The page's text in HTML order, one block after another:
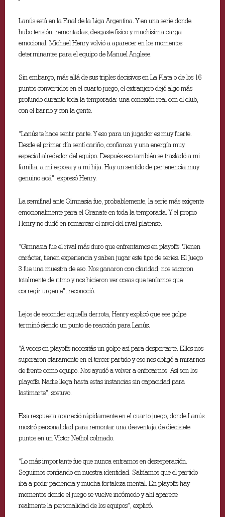
Lanús está en la Final de la Liga Argentina. Y en una serie donde
hubo tensión, remontadas, desgaste físico y muchísima carga
emocional, Michael Henry volvió a aparecer en los momentos
determinantes para el equipo de Manuel Anglese.
Sin embargo, más allá de sus triples decisivos en La Plata o de los 16
puntos convertidos en el cuarto juego, el extranjero dejó algo más
profundo durante toda la temporada: una conexión real con el club,
con el barrio y con la gente.
“Lanús te hace sentir parte. Y eso para un jugador es muy fuerte.
Desde el primer día sentí cariño, confianza y una energía muy
especial alrededor del equipo. Después eso también se trasladó a mi
familia, a mi esposa y a mi hija. Hay un sentido de pertenencia muy
genuino acá”, expresó Henry.
La semifinal ante Gimnasia fue, probablemente, la serie más exigente
emocionalmente para el Granate en toda la temporada. Y el propio
Henry no dudó en remarcar el nivel del rival platense.
“Gimnasia fue el rival más duro que enfrentamos en playoffs. Tienen
carácter, tienen experiencia y saben jugar este tipo de series. El Juego
3 fue una muestra de eso. Nos ganaron con claridad, nos sacaron
totalmente de ritmo y nos hicieron ver cosas que teníamos que
corregir urgente”, reconoció.
Lejos de esconder aquella derrota, Henry explicó que ese golpe
terminó siendo un punto de reacción para Lanús.
“A veces en playoffs necesitás un golpe así para despertarte. Ellos nos
superaron claramente en el tercer partido y eso nos obligó a mirarnos
de frente como equipo. Nos ayudó a volver a enfocarnos. Así son los
playoffs. Nadie llega hasta estas instancias sin capacidad para
lastimarte”, sostuvo.
Esa respuesta apareció rápidamente en el cuarto juego, donde Lanús
mostró personalidad para remontar una desventaja de diecisiete
puntos en un Víctor Nethol colmado.
“Lo más importante fue que nunca entramos en desesperación.
Seguimos confiando en nuestra identidad. Sabíamos que el partido
iba a pedir paciencia y mucha fortaleza mental. En playoffs hay
momentos donde el juego se vuelve incómodo y ahí aparece
realmente la personalidad de los equipos”, explicó.